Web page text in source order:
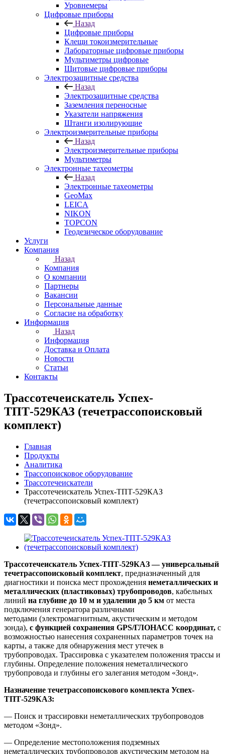
Уровнемеры
Цифровые приборы
Назад
Цифровые приборы
Клещи токоизмерительные
Лабораторные цифровые приборы
Мультиметры цифровые
Щитовые цифровые приборы
Электрозащитные средства
Назад
Электрозащитные средства
Заземления переносные
Указатели напряжения
Штанги изолирующие
Электроизмерительные приборы
Назад
Электроизмерительные приборы
Мультиметры
Электронные тахеометры
Назад
Электронные тахеометры
GeoMax
LEICA
NIKON
TOPCON
Геодезическое оборудование
Услуги
Компания
Назад
Компания
О компании
Партнеры
Вакансии
Персональные данные
Согласие на обработку
Информация
Назад
Информация
Доставка и Оплата
Новости
Статьи
Контакты
Трассотечеискатель Успех-
ТПТ-529КАЗ (течетрассопоисковый
комплект)
Главная
Продукты
Аналитика
Трассопоисковое оборудование
Трассотечеискатели
Трассотечеискатель Успех-ТПТ-529КАЗ
(течетрассопоисковый комплект)
Трассотечеискатель Успех-ТПТ-529КАЗ — универсальный
течетрассопоисковый комплект, предназначенный для
диагностики и поиска мест прохождения неметаллических и
металлических (пластиковых) трубопроводов, кабельных
линий на глубине до 10 м и удалении до 5 км от места
подключения генератора различными
методами (электромагнитным, акустическим и методом
зонда), c функцией сохранения GPS/ГЛОНАСС координат, с
возможностью нанесения сохраненных параметров точек на
карты, а также для обнаружения мест утечек в
трубопроводах. Трассировка с указателем положения трассы и
глубины. Определение положения неметаллического
трубопровода и глубины его залегания методом «Зонд».
Назначение течетрассопоискового комплекта Успех-
ТПТ-529КАЗ:
— Поиск и трассировки неметаллических трубопроводов
методом «Зонд».
— Определение местоположения подземных
неметаллических трубопроводов акустическим методом на